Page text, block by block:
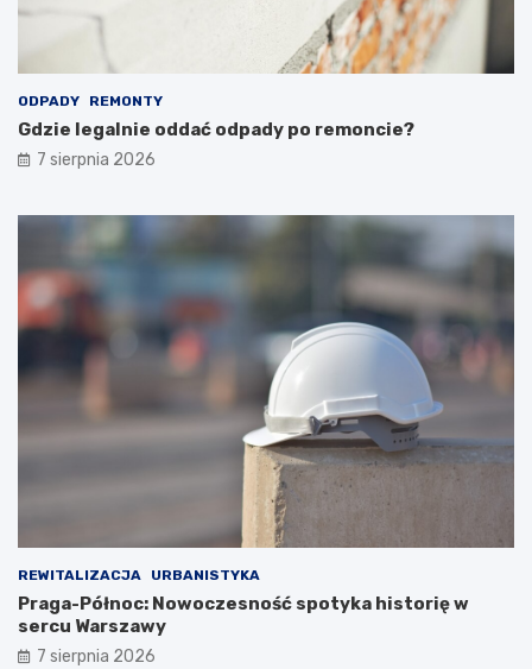
ODPADY REMONTY
Gdzie legalnie oddać odpady po remoncie?
7 sierpnia 2026
REWITALIZACJA URBANISTYKA
Praga-Północ: Nowoczesność spotyka historię w
sercu Warszawy
7 sierpnia 2026